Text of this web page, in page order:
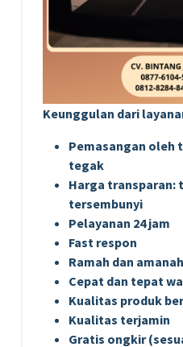
Keunggulan dari
Pemasangan oleh
tegak
Harga transparan:
tersembunyi
Pelayanan 24 jam
Fast respon
Ramah dan amanah
Cepat dan tepat
Kualitas produk
Kualitas terjamin
Gratis ongkir